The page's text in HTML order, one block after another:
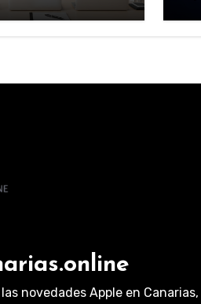
y compra de
novedades Apple en